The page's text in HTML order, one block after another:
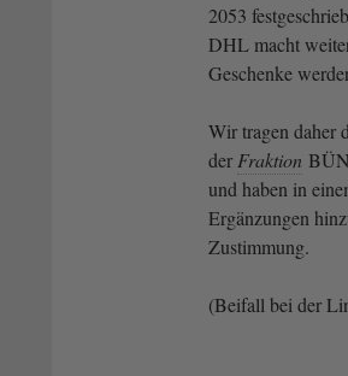
2053
DHL macht
Geschenke
Wir tragen daher
der Fraktion
und haben in
Ergänzungen
Zustimmung.
(Beifall bei der